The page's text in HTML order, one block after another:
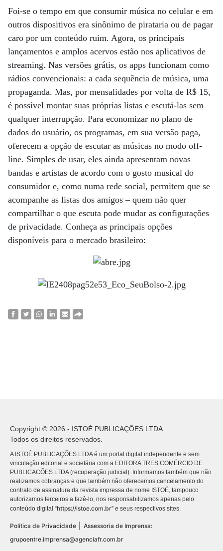
Foi-se o tempo em que consumir música no celular e em
outros dispositivos era sinônimo de pirataria ou de pagar
caro por um conteúdo ruim. Agora, os principais
lançamentos e amplos acervos estão nos aplicativos de
streaming. Nas versões grátis, os apps funcionam como
rádios convencionais: a cada sequência de música, uma
propaganda. Mas, por mensalidades por volta de R$ 15,
é possível montar suas próprias listas e escutá-las sem
qualquer interrupção. Para economizar no plano de
dados do usuário, os programas, em sua versão paga,
oferecem a opção de escutar as músicas no modo off-
line. Simples de usar, eles ainda apresentam novas
bandas e artistas de acordo com o gosto musical do
consumidor e, como numa rede social, permitem que se
acompanhe as listas dos amigos – quem não quer
compartilhar o que escuta pode mudar as configurações
de privacidade. Conheça as principais opções
disponíveis para o mercado brasileiro:
Copyright © 2026 - ISTOÉ PUBLICAÇÕES LTDA
Todos os direitos reservados.
A ISTOÉ PUBLICAÇÕES LTDA é um portal digital independente e sem
vinculação editorial e societária com a EDITORA TRES COMÉRCIO DE
PUBLICACÕES LTDA (recuperação judicial). Informamos também que não
realizamos cobranças e que também não oferecemos cancelamento do
contrato de assinatura da revista impressa de nome ISTOÉ, tampouco
autorizamos terceiros a fazê-lo, nos responsabilizamos apenas pelo
conteúdo digital “https://istoe.com.br” e seus respectivos sites.
Política de Privacidade | Assessoria de Imprensa:
grupoentre.imprensa@agenciafr.com.br